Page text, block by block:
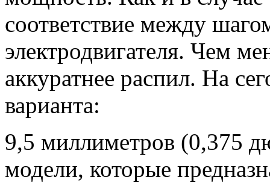
соответствие между
электродвигателя. Чем
аккуратнее распил. На
варианта:
9,5 миллиметров (0,375
модели, которые